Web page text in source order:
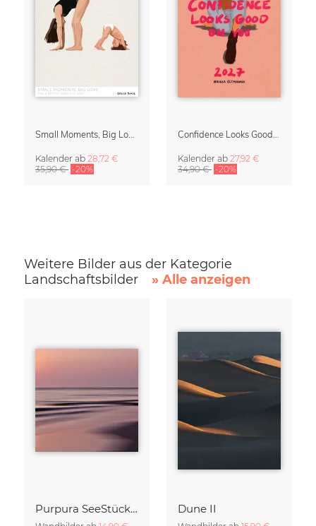
Small Moments, Big Love – Mutterschaftskalender von Giselle Dekel
Kalender ab 28,72 €
35,90 € -20%
Confidence Looks Good On You Kalender 2027
Kalender ab 27,92 €
34,90 € -20%
Weitere Bilder aus der Kategorie
Landschaftsbilder
» Alle anzeigen
Purpura SeeStück No.18 Dune II